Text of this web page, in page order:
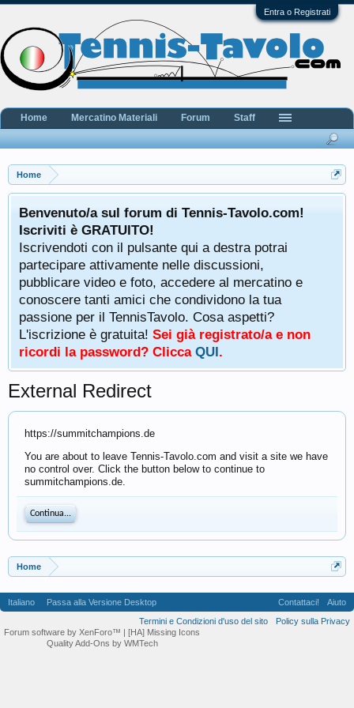
Entra o Registrati
Home
Benvenuto/a sul forum di Tennis-Tavolo.com!
Iscriviti è GRATUITO!
Iscrivendoti con il pulsante qui a destra potrai
partecipare attivamente nelle discussioni,
pubblicare video e foto, accedere al mercatino e
conoscere tanti amici che condividono la tua
passione per il TennisTavolo. Cosa aspetti?
L'iscrizione è gratuita! Sei già registrato/a e non
ricordi la password? Clicca QUI.
External Redirect
https://summitchampions.de
You are about to leave Tennis-Tavolo.com and visit a site we have
no control over. Click the button below to continue to
summitchampions.de.
Continua...
Home
Home Mercatino Materiali Forum Staff
Italiano Passa alla Versione Desktop Contattaci!
Aiuto
Termini e Condizioni d'uso del sito
Policy sulla Privacy
Forum software by XenForo™ | [HA] Missing Icons
Quality Add-Ons by WMTech